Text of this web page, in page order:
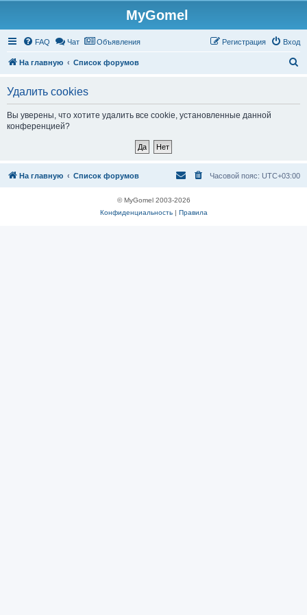
MyGomel
FAQ Чат Объявления Вход
Регистрация
На главную Список форумов
Удалить cookies
Вы уверены, что хотите удалить все cookie, установленные данной
конференцией?
На главную Список форумов Часовой пояс: UTC+03:00
© MyGomel 2003-2026
Конфиденциальность| Правила